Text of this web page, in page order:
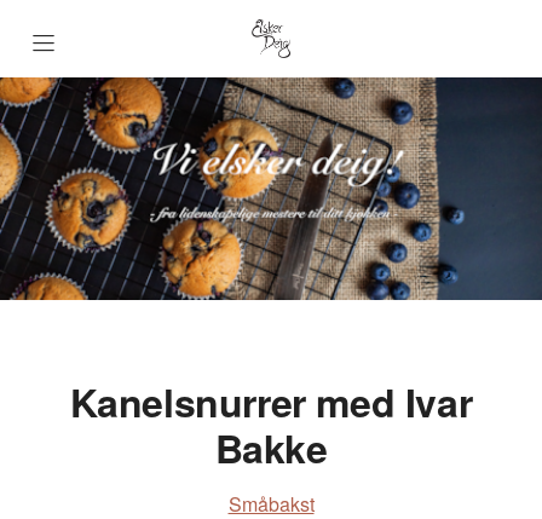
Forsiden BKLF
Småbakst
Brød
Dessert
Kanelsnurrer med Ivar
Bakke
Småbakst